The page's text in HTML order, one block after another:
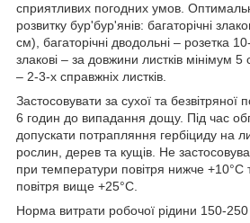
сприятливих погодних умов.
розвитку бур'бур'янів: багаторічні
см), багаторічні дводольні – розетка
злакові – за довжини листків мінімум 5
– 2-3-х справжніх листків.
Застосовувати за сухої та безвітряної
6 годин до випадання дощу. Під час
допускати потрапляння гербіциду на
рослин, дерев та кущів. Не
при температури повітря нижче +10°С
повітря вище +25°С.
Норма витрати робочої рідини 150-250